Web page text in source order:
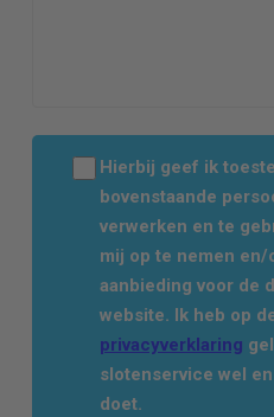
Hierbij geef ik
bovenstaande
verwerken en te
mij op te nemen en/
aanbieding voor de
website. Ik heb op
privacyverklaring
slotenservice wel
doet.